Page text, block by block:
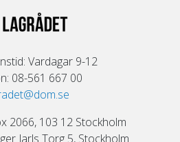
Vardagar 9-12
08-561 667 00
2066, 103 12 Stockholm
Jarls Torg 5, Stockholm